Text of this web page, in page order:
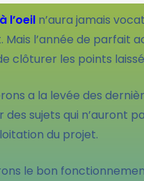
l’oeil n’aura jamais
Mais l’année de parfait
clôturer les points
a la levée des
des sujets qui n’auront
du projet.
le bon